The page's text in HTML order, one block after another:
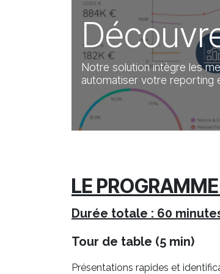
Notre solution intègre les
automatiser votre reporting
LE
Durée totale : 60
Tour de table (5 min)
Présentations rapides et